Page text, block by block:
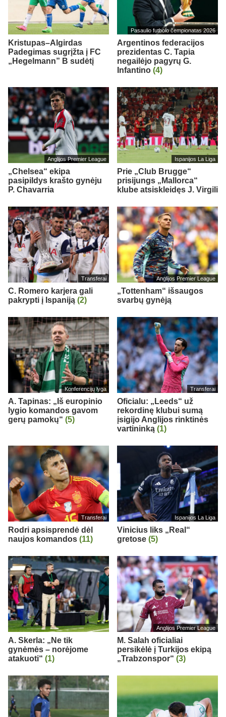
Kristupas–Algirdas
Padegimas sugrįžta į FC
„Hegelmann” B sudėtį
Pasaulio futbolo čempionatas 2026
Argentinos federacijos
prezidentas C. Tapia
negailėjo pagyrų G.
Infantino (4)
Anglijos Premier League
„Chelsea“ ekipa
pasipildys krašto gynėju
P. Chavarria
Ispanijos La Liga
Prie „Club Brugge“
prisijungs „Mallorca“
klube atsiskleidęs J. Virgili
Transferai
C. Romero karjera gali
pakrypti į Ispaniją (2)
Anglijos Premier League
„Tottenham“ išsaugos
svarbų gynėją
Konferencijų lyga
A. Tapinas: „Iš europinio
lygio komandos gavom
gerų pamokų“ (5)
Transferai
Oficialu: „Leeds“ už
rekordinę klubui sumą
įsigijo Anglijos rinktinės
vartininką (1)
Transferai
Rodri apsisprendė dėl
naujos komandos (11)
Ispanijos La Liga
Vinicius liks „Real“
gretose (5)
A. Skerla: „Ne tik
gynėmės – norėjome
atakuoti“ (1)
Anglijos Premier League
M. Salah oficialiai
persikėlė į Turkijos ekipą
„Trabzonspor“ (3)